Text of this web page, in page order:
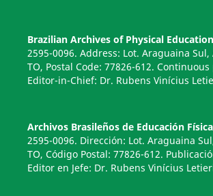
Brazilian Archives of Physical Education
2595-0096. Address: Lot. Araguaina
TO, Postal Code: 77826-612.
Editor-in-Chief: Dr. Rubens Vinícius
Archivos Brasileños de Educación Física
2595-0096. Dirección: Lot. Araguaina
TO, Código Postal: 77826-612.
Editor en Jefe: Dr. Rubens Vinícius